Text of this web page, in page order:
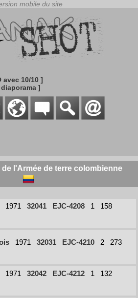
avec 10/10 ]
]
de l'Armée de terre colombienne
1971 32041 EJC-4208 1
158
1971 32031 EJC-4210 2
273
1971 32042 EJC-4212 1
132